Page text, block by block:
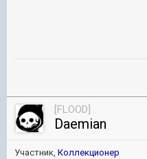
[FLOOD]
Daemian
Участник, Коллекционер